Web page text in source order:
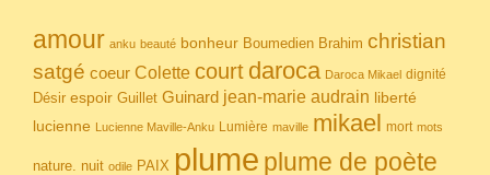
amour anku beauté bonheur Boumedien Brahim christian
satgé coeur Colette court daroca Daroca Mikael dignité
Désir espoir Guillet Guinard jean-marie audrain liberté
lucienne Lucienne Maville-Anku Lumière maville mikael mort mots
nature. nuit odile PAIX plume plume de poète